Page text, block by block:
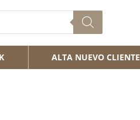
ALTA NUEVO CLIENTE